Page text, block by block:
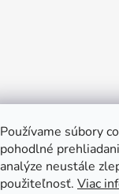
Používame súbory
pohodlné
analýze neustále
použiteľnosť. Viac